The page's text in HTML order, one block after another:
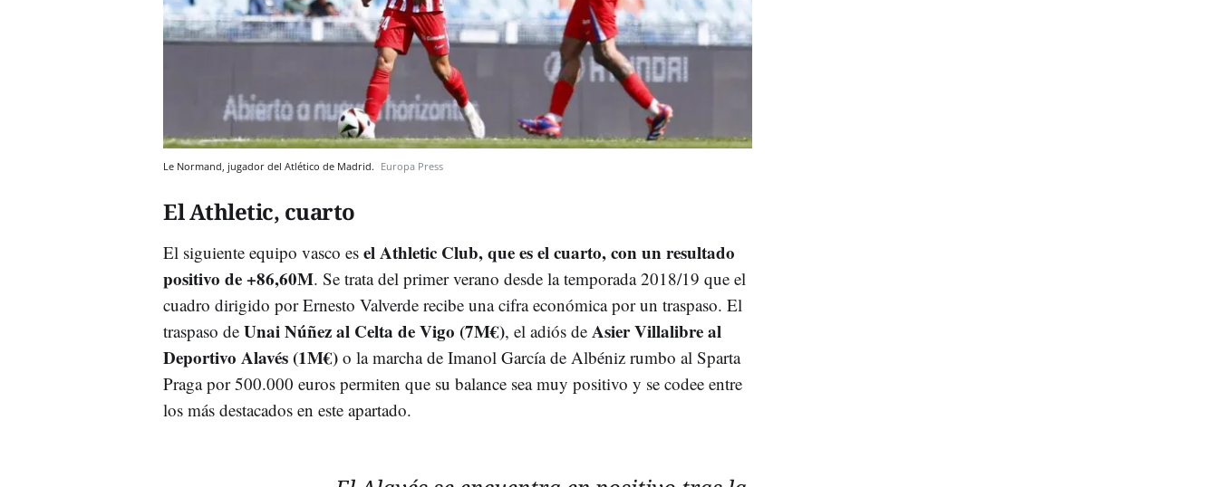
Le Normand, jugador del Atlético de Madrid. Europa Press
El Athletic, cuarto
El siguiente equipo vasco es el Athletic Club, que es el cuarto, con un resultado
positivo de +86,60M. Se trata del primer verano desde la temporada 2018/19 que el
cuadro dirigido por Ernesto Valverde recibe una cifra económica por un traspaso. El
traspaso de Unai Núñez al Celta de Vigo (7M€), el adiós de Asier Villalibre al
Deportivo Alavés (1M€) o la marcha de Imanol García de Albéniz rumbo al Sparta
Praga por 500.000 euros permiten que su balance sea muy positivo y se codee entre
los más destacados en este apartado.